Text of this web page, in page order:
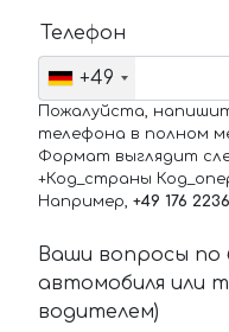
Телефон
+49
Пожалуйста,
телефона в полном
Формат выглядит
+Код_страны
Например, +49 176
Ваши вопросы
автомобиля или
водителем)